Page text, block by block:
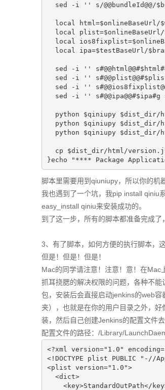
sed -i '' s/
local html=$onlineBaseUrl/
local plist=$onlineBaseUrl/
local
local ipa=$testBaseUrl/
sed -i ''
sed -i ''
sed -i ''
sed -i ''
python $qiniupy $dist_dir/
python $qiniupy $dist_dir/
python $qiniupy $dist_dir/
cp $dist_dir/html/
}echo "**** Package
脚本里需要用到qiuniupy，所以你的机
我也遇到了一个坑，我pip install qiniu
easy_install qiniu来安装成功的。
到了这一步，所有的脚本都准备完成
3、有了脚本，如何方便的执行脚本，
但是！但是！但是！
Mac的同学请注意！注意！意！在Mac
抓耳挠腮的解决权限的问题，各种不
包，安装后会直接启动jenkins的web
夹），也就是在你的用户目录之外，
装，然后自己创建Jenkins的配置文件
配置文件的路径：/Library/
<?xml version="1.0"
<!DOCTYPE plist PUBLIC
<plist version="1.0">
<dict>
<key>StandardOutPath</